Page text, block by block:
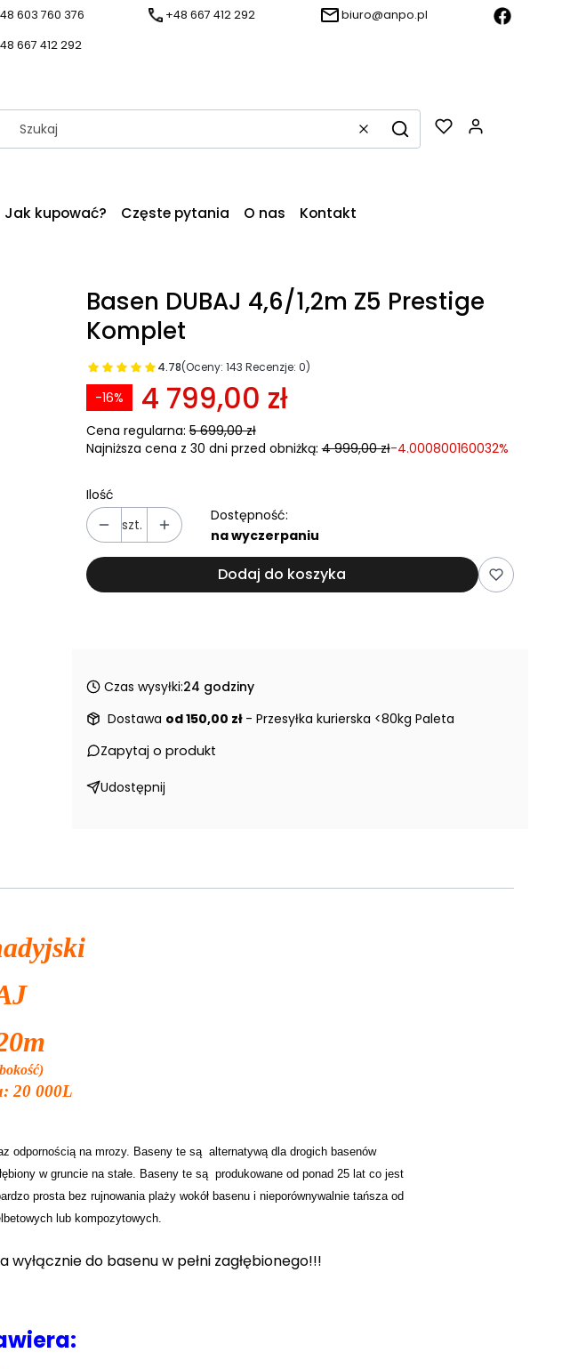
603 760 376
667 412 292
+48 667 412 292 biuro@anpo.pl
WyczyśćSzukaj
Jak kupować? Częste pytania O nas Kontakt
Basen DUBAJ 4,6/1,2m Z5 Prestige
Komplet
4.78(Oceny: 143 Recenzje: 0)
4 799,00 zł
Cena regularna: 5 699,00 zł
-16%
Najniższa cena z 30 dni przed obniżką: 4 999,00 zł-4.000800160032%
Ilość
szt.
Dostępność:
na wyczerpaniu
Dodaj do koszyka
Czas wysyłki:24 godziny
Dostawa od 150,00 zł - Przesyłka kurierska <80kg Paleta
Zapytaj o produkt
Udostępnij
20 000L
odpornością na mrozy. Baseny te są alternatywą dla drogich basenów
w gruncie na stałe. Baseny te są produkowane od ponad 25 lat co jest
prosta bez rujnowania plaży wokół basenu i nieporównywalnie tańsza od
lub kompozytowych.
do basenu w pełni zagłębionego!!!